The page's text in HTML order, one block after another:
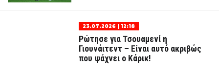
23.07.2026 | 12:18
Ρώτησε για Τσουαμενί η
Γιουνάιτεντ – Είναι αυτό ακριβώς
που ψάχνει ο Κάρικ!